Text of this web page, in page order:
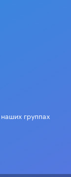
группах